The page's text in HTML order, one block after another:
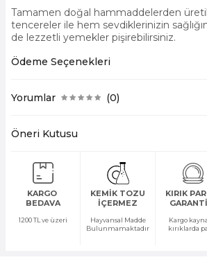
Tamamen doğal hammaddelerden
tencereler ile hem sevdiklerinizin
de lezzetli yemekler pişirebilirsiniz.
Porflame ürünleri kullanarak; yüksek ısı
ateşte bile yüksek pişirme performansı
Üretim teknolojisi ve hammaddesi ile
geleceğini koruma altına alabilirsiniz.
PORFLAME BAKIM & KULLANIM
Porflame tava ve tencerelerin pişirme
birlikte kullanılması gerekmektedir.
Porflame tencere ve tavalar ne tür bir
Ödeme Seçenekleri
Yorumlar (0)
Öneri Kutusu
KARGO
BEDAVA
1200 TL ve üzeri
KEMİK TOZU
İÇERMEZ
Hayvansal Madde
Bulunmamaktadır
KIRIK
Kargo
kırıklarda